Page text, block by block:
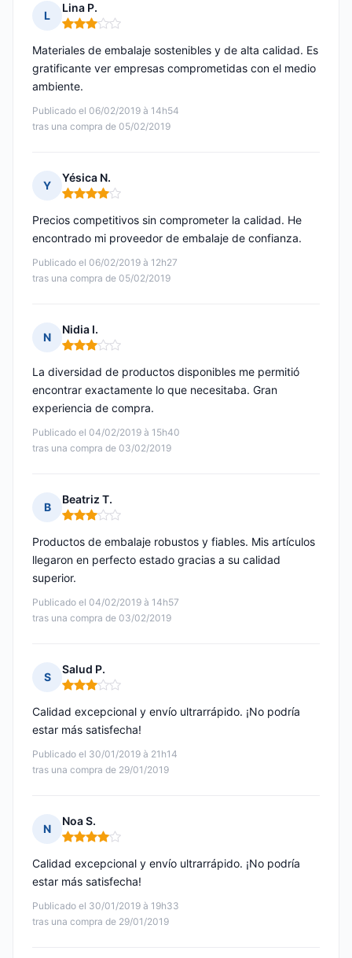
L
Lina P.
Nota: 3 de 5
Publicado el 06/02/2019 à 14h54
tras una compra de 05/02/2019
Materiales de embalaje sostenibles y de alta calidad. Es
gratificante ver empresas comprometidas con el medio
ambiente.
Y
Yésica N.
Nota: 4 de 5
Publicado el 06/02/2019 à 12h27
tras una compra de 05/02/2019
Precios competitivos sin comprometer la calidad. He
encontrado mi proveedor de embalaje de confianza.
N
Nidia I.
Nota: 3 de 5
Publicado el 04/02/2019 à 15h40
tras una compra de 03/02/2019
La diversidad de productos disponibles me permitió
encontrar exactamente lo que necesitaba. Gran
experiencia de compra.
B
Beatriz T.
Nota: 3 de 5
Publicado el 04/02/2019 à 14h57
tras una compra de 03/02/2019
Productos de embalaje robustos y fiables. Mis artículos
llegaron en perfecto estado gracias a su calidad
superior.
S
Salud P.
Nota: 3 de 5
Publicado el 30/01/2019 à 21h14
tras una compra de 29/01/2019
Calidad excepcional y envío ultrarrápido. ¡No podría
estar más satisfecha!
N
Noa S.
Nota: 4 de 5
Publicado el 30/01/2019 à 19h33
tras una compra de 29/01/2019
Calidad excepcional y envío ultrarrápido. ¡No podría
estar más satisfecha!